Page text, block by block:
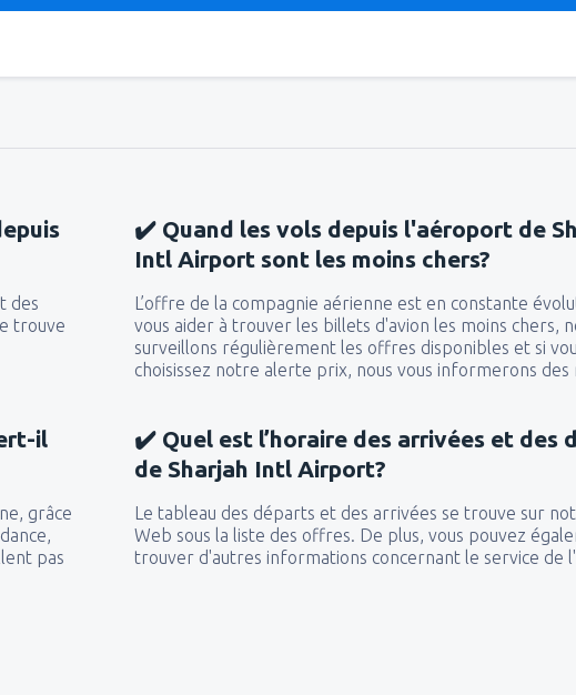
des
trouve
✔️ Quand les vols depuis l'aéroport de
Intl Airport sont les moins chers?
L’offre de la compagnie aérienne est en constante
vous aider à trouver les billets d'avion les moins chers,
surveillons régulièrement les offres disponibles et si
choisissez notre alerte prix, nous vous informerons des
il
grâce
pas
✔️ Quel est l’horaire des arrivées et des
de Sharjah Intl Airport?
Le tableau des départs et des arrivées se trouve sur
Web sous la liste des offres. De plus, vous pouvez
trouver d'autres informations concernant le service de